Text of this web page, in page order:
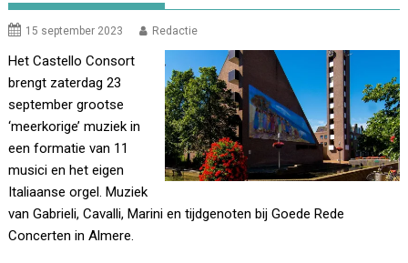
15 september 2023 Redactie
Het Castello Consort
brengt zaterdag 23
september grootse
‘meerkorige’ muziek in
een formatie van 11
musici en het eigen
Italiaanse orgel. Muziek
van Gabrieli, Cavalli, Marini en tijdgenoten bij Goede Rede
Concerten in Almere.